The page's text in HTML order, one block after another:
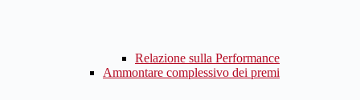
Relazione sulla Performance
Ammontare complessivo dei premi